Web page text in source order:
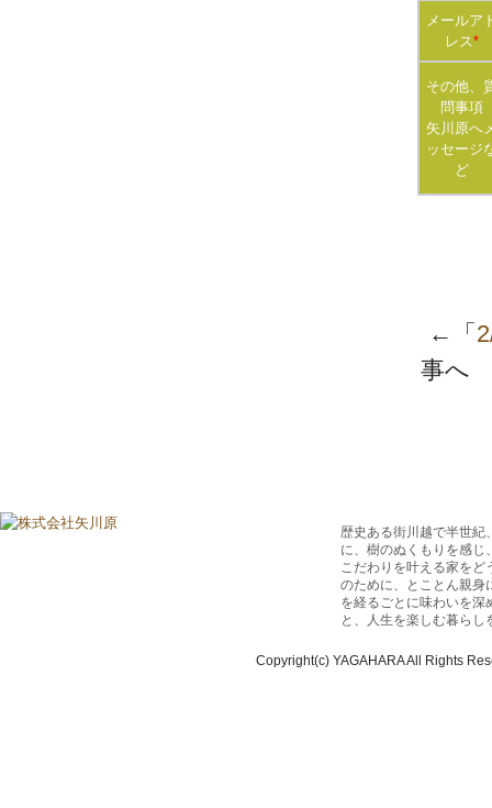
メールア
レス*
その他、
問事項
矢川原へ
ッセージ
ど
←「
事へ
歴史ある街川越で半世紀
に、樹のぬくもりを感じ
こだわりを叶える家をど
のために、とことん親身
を経るごとに味わいを深
と、人生を楽しむ暮ら
Copyright(c) YAGAHARA All Rights